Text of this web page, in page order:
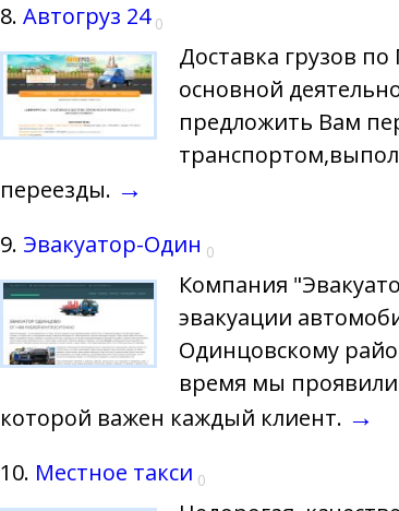
8. Автогруз 240
Доставка грузов
основной
предложить Вам
переезды. →
9. Эвакуатор-Один 0
Компания
эвакуации
Одинцовскому
время мы проявили
которой важен каждый клиент. →
10. Местное такси 0